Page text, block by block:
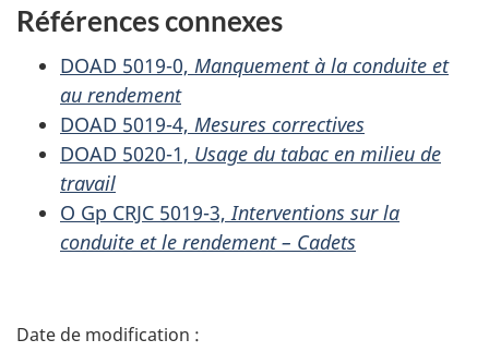
Références connexes
DOAD 5019-0, Manquement à la conduite et
au rendement
DOAD 5019-4, Mesures correctives
DOAD 5020-1, Usage du tabac en milieu de
travail
O Gp CRJC 5019-3, Interventions sur la
conduite et le rendement – Cadets
D